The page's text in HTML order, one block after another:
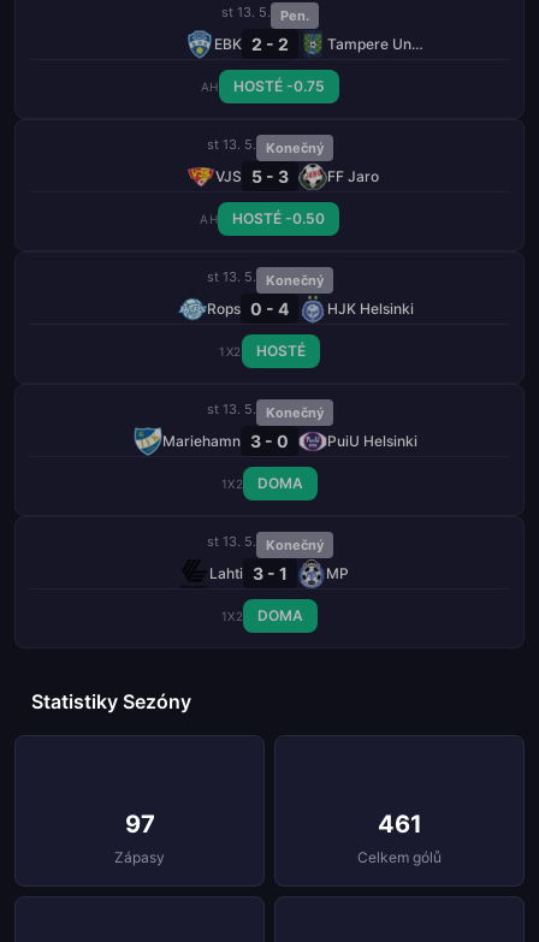
st 13. 5. Pen.
EBK 2 - 2 Tampere United
AH HOSTÉ -0.75
st 13. 5. Konečný
VJS 5 - 3 FF Jaro
AH HOSTÉ -0.50
st 13. 5. Konečný
Rops 0 - 4 HJK Helsinki
1X2 HOSTÉ
st 13. 5. Konečný
Mariehamn 3 - 0 PuiU Helsinki
1X2 DOMA
st 13. 5. Konečný
Lahti 3 - 1 MP
1X2 DOMA
Statistiky Sezóny
97
Zápasy
461
Celkem gólů